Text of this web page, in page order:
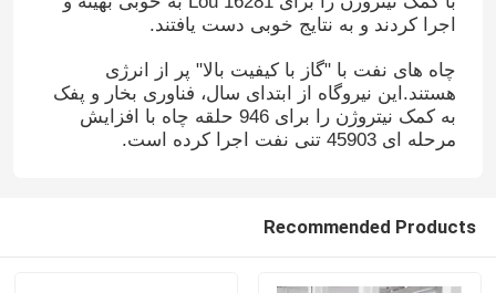
اجرا کردند و به نتایج خوبی دست یافتند.
چاه های نفت با "گاز با کیفیت بالا" پر از انرژی
هستند.این نیروگاه از ابتدای سال، فناوری بخار و پفک
به کمک نیتروژن را برای 946 حلقه چاه با افزایش
مرحله ای 45903 تنی نفت اجرا کرده است.
Recommended Products